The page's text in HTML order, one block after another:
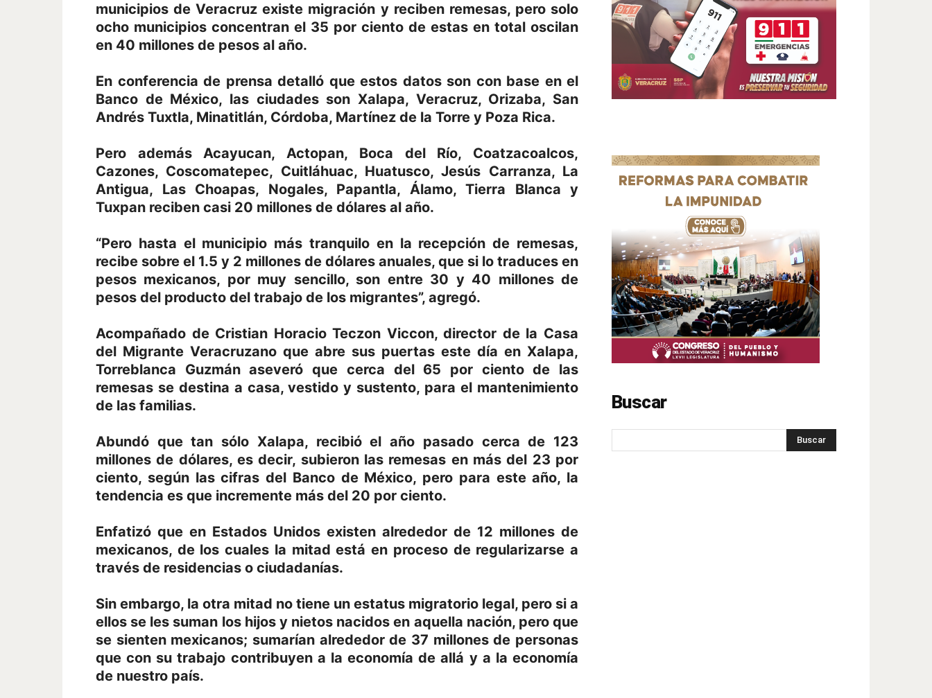
municipios de Veracruz existe migración y reciben remesas, pero solo
ocho municipios concentran el 35 por ciento de estas en total oscilan
en 40 millones de pesos al año.
En conferencia de prensa detalló que estos datos son con base en el
Banco de México, las ciudades son Xalapa, Veracruz, Orizaba, San
Andrés Tuxtla, Minatitlán, Córdoba, Martínez de la Torre y Poza Rica.
Pero además Acayucan, Actopan, Boca del Río, Coatzacoalcos,
Cazones, Coscomatepec, Cuitláhuac, Huatusco, Jesús Carranza, La
Antigua, Las Choapas, Nogales, Papantla, Álamo, Tierra Blanca y
Tuxpan reciben casi 20 millones de dólares al año.
“Pero hasta el municipio más tranquilo en la recepción de remesas,
recibe sobre el 1.5 y 2 millones de dólares anuales, que si lo traduces en
pesos mexicanos, por muy sencillo, son entre 30 y 40 millones de
pesos del producto del trabajo de los migrantes”, agregó.
Acompañado de Cristian Horacio Teczon Viccon, director de la Casa
del Migrante Veracruzano que abre sus puertas este día en Xalapa,
Torreblanca Guzmán aseveró que cerca del 65 por ciento de las
remesas se destina a casa, vestido y sustento, para el mantenimiento
de las familias.
Abundó que tan sólo Xalapa, recibió el año pasado cerca de 123
millones de dólares, es decir, subieron las remesas en más del 23 por
ciento, según las cifras del Banco de México, pero para este año, la
tendencia es que incremente más del 20 por ciento.
Enfatizó que en Estados Unidos existen alrededor de 12 millones de
mexicanos, de los cuales la mitad está en proceso de regularizarse a
través de residencias o ciudadanías.
Sin embargo, la otra mitad no tiene un estatus migratorio legal, pero si a
ellos se les suman los hijos y nietos nacidos en aquella nación, pero que
se sienten mexicanos; sumarían alrededor de 37 millones de personas
que con su trabajo contribuyen a la economía de allá y a la economía
de nuestro país.
Buscar